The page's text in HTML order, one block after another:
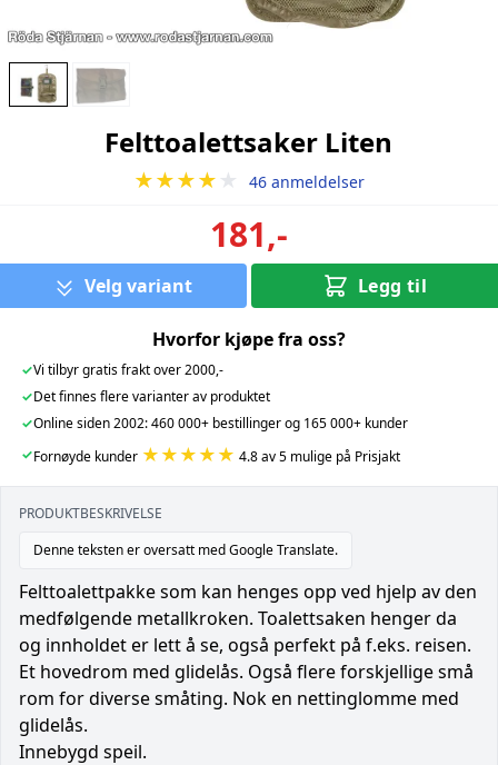
Felttoalettsaker Liten
★★★★ ★ 46 anmeldelser
181,-
Velg variant Legg til
Hvorfor kjøpe fra oss?
✓Vi tilbyr gratis frakt over 2000,-
✓Det finnes flere varianter av produktet
✓Online siden 2002: 460 000+ bestillinger og 165 000+ kunder
✓Fornøyde kunder ★★★★★ 4.8 av 5 mulige på Prisjakt
PRODUKTBESKRIVELSE
Denne teksten er oversatt med Google Translate.
Felttoalettpakke som kan henges opp ved hjelp av den
medfølgende metallkroken. Toalettsaken henger da
og innholdet er lett å se, også perfekt på f.eks. reisen.
Et hovedrom med glidelås. Også flere forskjellige små
rom for diverse småting. Nok en nettinglomme med
glidelås.
Innebygd speil.